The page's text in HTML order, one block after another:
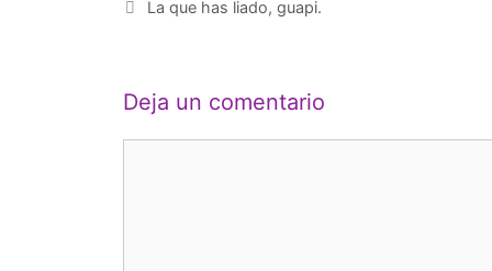
La que has liado, guapi.
Deja un comentario